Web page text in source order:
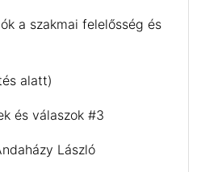
a szakmai felelősség és
alatt)
és válaszok #3
László